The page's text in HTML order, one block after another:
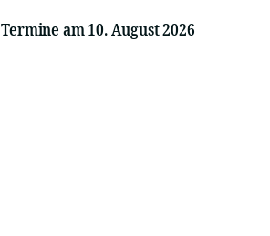
Termine am 10. August 2026